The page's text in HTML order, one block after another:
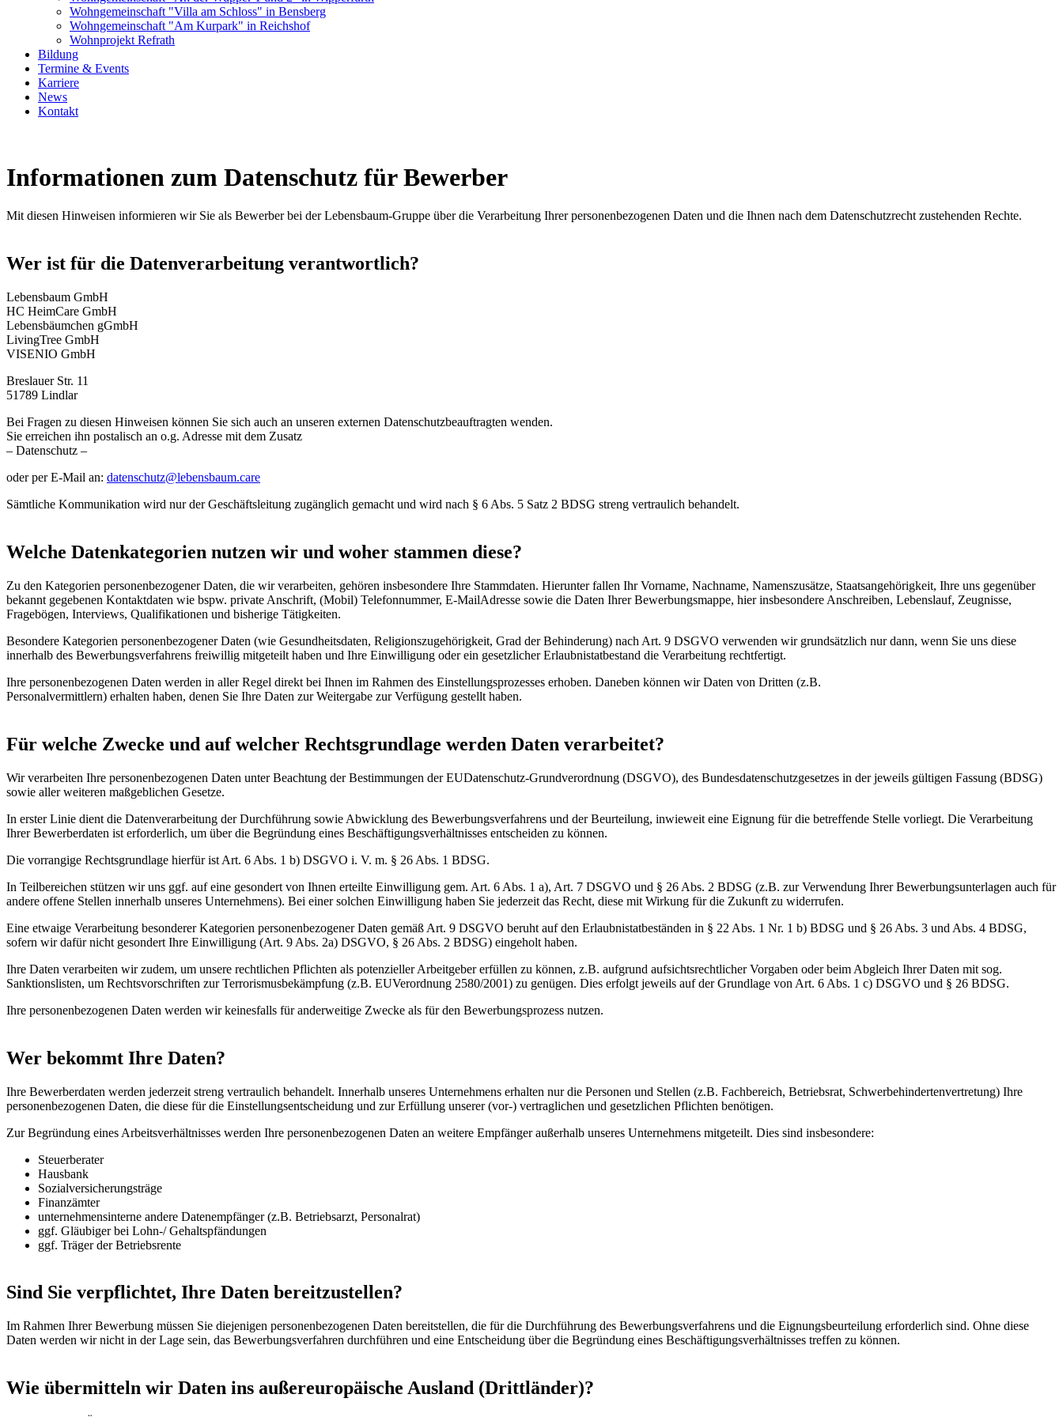
Wohngemeinschaft "Villa am Schloss" in Bensberg
Wohngemeinschaft "Am Kurpark" in Reichshof
Wohnprojekt Refrath
Bildung
Termine & Events
Karriere
News
Kontakt
Informationen zum Datenschutz für Bewerber
Mit diesen Hinweisen informieren wir Sie als Bewerber bei der Lebensbaum-Gruppe über die Verarbeitung Ihrer personenbezogenen Daten und die Ihnen nach dem Datenschutzrecht zustehenden Rechte.
Wer ist für die Datenverarbeitung verantwortlich?
Lebensbaum GmbH
HC HeimCare GmbH
Lebensbäumchen gGmbH
LivingTree GmbH
VISENIO GmbH
Breslauer Str. 11
51789 Lindlar
Bei Fragen zu diesen Hinweisen können Sie sich auch an unseren externen Datenschutzbeauftragten wenden.
Sie erreichen ihn postalisch an o.g. Adresse mit dem Zusatz
– Datenschutz –
oder per E-Mail an: datenschutz@lebensbaum.care
Sämtliche Kommunikation wird nur der Geschäftsleitung zugänglich gemacht und wird nach § 6 Abs. 5 Satz 2 BDSG streng vertraulich behandelt.
Welche Datenkategorien nutzen wir und woher stammen diese?
Zu den Kategorien personenbezogener Daten, die wir verarbeiten, gehören insbesondere Ihre Stammdaten. Hierunter fallen Ihr Vorname, Nachname, Namenszusätze, Staatsangehörigkeit, Ihre uns gegenüber
bekannt gegebenen Kontaktdaten wie bspw. private Anschrift, (Mobil) Telefonnummer, E-MailAdresse sowie die Daten Ihrer Bewerbungsmappe, hier insbesondere Anschreiben, Lebenslauf, Zeugnisse,
Fragebögen, Interviews, Qualifikationen und bisherige Tätigkeiten.
Besondere Kategorien personenbezogener Daten (wie Gesundheitsdaten, Religionszugehörigkeit, Grad der Behinderung) nach Art. 9 DSGVO verwenden wir grundsätzlich nur dann, wenn Sie uns diese
innerhalb des Bewerbungsverfahrens freiwillig mitgeteilt haben und Ihre Einwilligung oder ein gesetzlicher Erlaubnistatbestand die Verarbeitung rechtfertigt.
Ihre personenbezogenen Daten werden in aller Regel direkt bei Ihnen im Rahmen des Einstellungsprozesses erhoben. Daneben können wir Daten von Dritten (z.B.
Personalvermittlern) erhalten haben, denen Sie Ihre Daten zur Weitergabe zur Verfügung gestellt haben.
Für welche Zwecke und auf welcher Rechtsgrundlage werden Daten verarbeitet?
Wir verarbeiten Ihre personenbezogenen Daten unter Beachtung der Bestimmungen der EUDatenschutz-Grundverordnung (DSGVO), des Bundesdatenschutzgesetzes in der jeweils gültigen Fassung (BDSG)
sowie aller weiteren maßgeblichen Gesetze.
In erster Linie dient die Datenverarbeitung der Durchführung sowie Abwicklung des Bewerbungsverfahrens und der Beurteilung, inwieweit eine Eignung für die betreffende Stelle vorliegt. Die Verarbeitung
Ihrer Bewerberdaten ist erforderlich, um über die Begründung eines Beschäftigungsverhältnisses entscheiden zu können.
Die vorrangige Rechtsgrundlage hierfür ist Art. 6 Abs. 1 b) DSGVO i. V. m. § 26 Abs. 1 BDSG.
In Teilbereichen stützen wir uns ggf. auf eine gesondert von Ihnen erteilte Einwilligung gem. Art. 6 Abs. 1 a), Art. 7 DSGVO und § 26 Abs. 2 BDSG (z.B. zur Verwendung Ihrer Bewerbungsunterlagen auch für
andere offene Stellen innerhalb unseres Unternehmens). Bei einer solchen Einwilligung haben Sie jederzeit das Recht, diese mit Wirkung für die Zukunft zu widerrufen.
Eine etwaige Verarbeitung besonderer Kategorien personenbezogener Daten gemäß Art. 9 DSGVO beruht auf den Erlaubnistatbeständen in § 22 Abs. 1 Nr. 1 b) BDSG und § 26 Abs. 3 und Abs. 4 BDSG,
sofern wir dafür nicht gesondert Ihre Einwilligung (Art. 9 Abs. 2a) DSGVO, § 26 Abs. 2 BDSG) eingeholt haben.
Ihre Daten verarbeiten wir zudem, um unsere rechtlichen Pflichten als potenzieller Arbeitgeber erfüllen zu können, z.B. aufgrund aufsichtsrechtlicher Vorgaben oder beim Abgleich Ihrer Daten mit sog.
Sanktionslisten, um Rechtsvorschriften zur Terrorismusbekämpfung (z.B. EUVerordnung 2580/2001) zu genügen. Dies erfolgt jeweils auf der Grundlage von Art. 6 Abs. 1 c) DSGVO und § 26 BDSG.
Ihre personenbezogenen Daten werden wir keinesfalls für anderweitige Zwecke als für den Bewerbungsprozess nutzen.
Wer bekommt Ihre Daten?
Ihre Bewerberdaten werden jederzeit streng vertraulich behandelt. Innerhalb unseres Unternehmens erhalten nur die Personen und Stellen (z.B. Fachbereich, Betriebsrat, Schwerbehindertenvertretung) Ihre
personenbezogenen Daten, die diese für die Einstellungsentscheidung und zur Erfüllung unserer (vor-) vertraglichen und gesetzlichen Pflichten benötigen.
Zur Begründung eines Arbeitsverhältnisses werden Ihre personenbezogenen Daten an weitere Empfänger außerhalb unseres Unternehmens mitgeteilt. Dies sind insbesondere:
Steuerberater
Hausbank
Sozialversicherungsträge
Finanzämter
unternehmensinterne andere Datenempfänger (z.B. Betriebsarzt, Personalrat)
ggf. Gläubiger bei Lohn-/ Gehaltspfändungen
ggf. Träger der Betriebsrente
Sind Sie verpflichtet, Ihre Daten bereitzustellen?
Im Rahmen Ihrer Bewerbung müssen Sie diejenigen personenbezogenen Daten bereitstellen, die für die Durchführung des Bewerbungsverfahrens und die Eignungsbeurteilung erforderlich sind. Ohne diese
Daten werden wir nicht in der Lage sein, das Bewerbungsverfahren durchführen und eine Entscheidung über die Begründung eines Beschäftigungsverhältnisses treffen zu können.
Wie übermitteln wir Daten ins außereuropäische Ausland (Drittländer)?